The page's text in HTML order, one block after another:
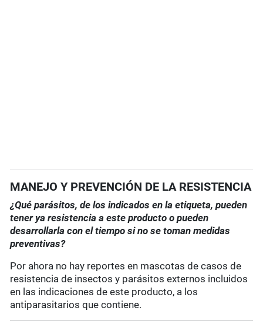
MANEJO Y PREVENCIÓN DE LA RESISTENCIA
¿Qué parásitos, de los indicados en la etiqueta, pueden
tener ya resistencia a este producto o pueden
desarrollarla con el tiempo si no se toman medidas
preventivas?
Por ahora no hay reportes en mascotas de casos de
resistencia de insectos y parásitos externos incluidos
en las indicaciones de este producto, a los
antiparasitarios que contiene.